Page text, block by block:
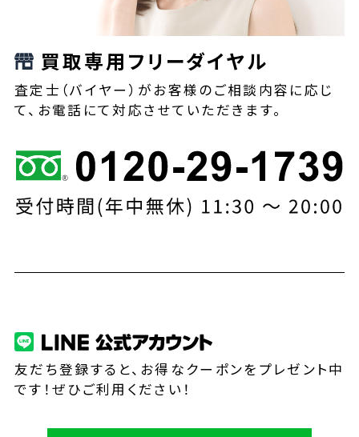
買取専用フリーダイヤル
査定士（バイヤー）がお客様のご相談内容に応じ
て、お電話にて対応させていただきます。
友だち登録すると、お得なクーポンをプレゼント中
です！ぜひご利用ください！